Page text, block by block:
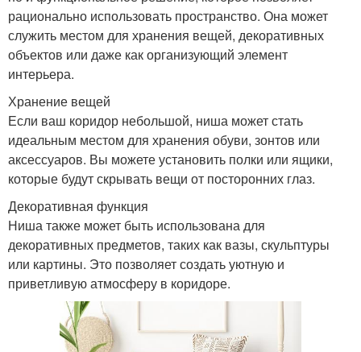
рационально использовать пространство. Она может
служить местом для хранения вещей, декоративных
объектов или даже как организующий элемент
интерьера.
Хранение вещей
Если ваш коридор небольшой, ниша может стать
идеальным местом для хранения обуви, зонтов или
аксессуаров. Вы можете установить полки или ящики,
которые будут скрывать вещи от посторонних глаз.
Декоративная функция
Ниша также может быть использована для
декоративных предметов, таких как вазы, скульптуры
или картины. Это позволяет создать уютную и
приветливую атмосферу в коридоре.